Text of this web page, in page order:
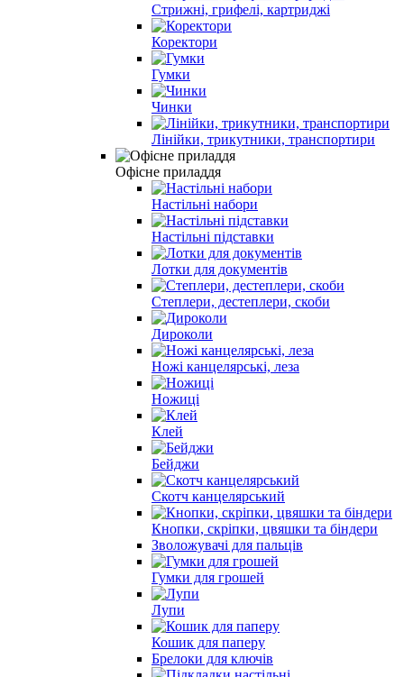
Стрижні, грифелі, картриджi
Коректори
Гумки
Чинки
Лінійки, трикутники, транспортири
Офісне приладдя
Настільні набори
Настільні підставки
Лотки для документів
Степлери, дестеплери, скоби
Дироколи
Ножі канцелярські, леза
Ножиці
Клей
Бейджи
Скотч канцелярський
Кнопки, скріпки, цвяшки та біндери
Зволожувачі для пальців
Гумки для грошей
Лупи
Кошик для паперу
Брелоки для ключів